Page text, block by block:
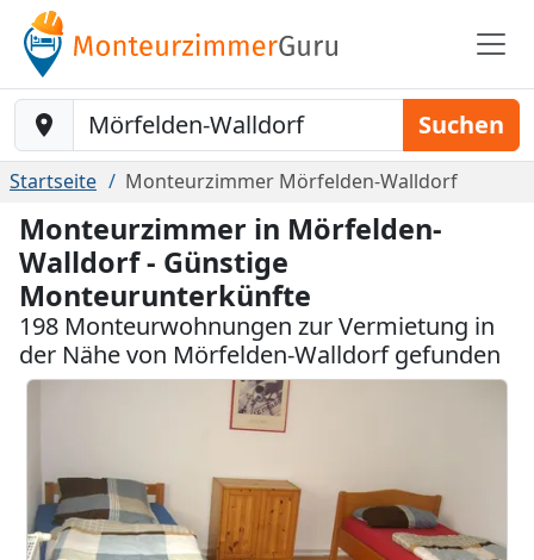
Baustelle-Location Suchen
Startseite Monteurzimmer Mörfelden-Walldorf
Monteurzimmer in Mörfelden-
Walldorf - Günstige
Monteurunterkünfte
198 Monteurwohnungen zur Vermietung in
der Nähe von Mörfelden-Walldorf gefunden